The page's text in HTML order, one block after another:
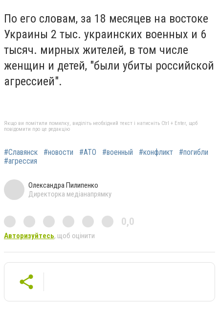
По его словам, за 18 месяцев на востоке
Украины 2 тыс. украинских военных и 6
тысяч. мирных жителей, в том числе
женщин и детей, "были убиты российской
агрессией".
Якщо ви помітили помилку, виділіть необхідний текст і натисніть Ctrl + Enter, щоб
повідомити про це редакцію
#Славянск #новости #АТО #военный #конфликт
#погибли
#агрессия
Олександра Пилипенко
Директорка медіанапрямку
0,0
Авторизуйтесь, щоб оцінити